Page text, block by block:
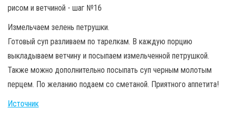
Измельчаем зелень петрушки.
Готовый суп разливаем по тарелкам. В каждую порцию
выкладываем ветчину и посыпаем измельченной петрушкой.
Также можно дополнительно посыпать суп черным молотым
перцем. По желанию подаем со сметаной. Приятного аппетита!
Источник